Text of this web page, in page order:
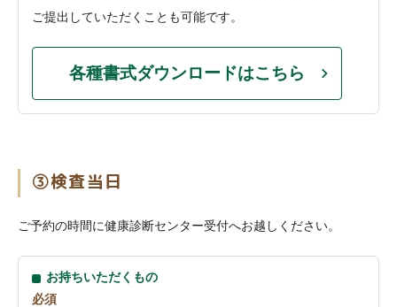
ご提出していただくことも可能です。
各種書式ダウンロードはこちら
③検査当日
ご予約の時間に健康診断センター受付へお越しください。
お持ちいただくもの
必須